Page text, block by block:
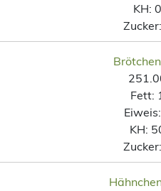
KH:
Zucker:
Fett:
Eiweis:
KH:
Zucker: